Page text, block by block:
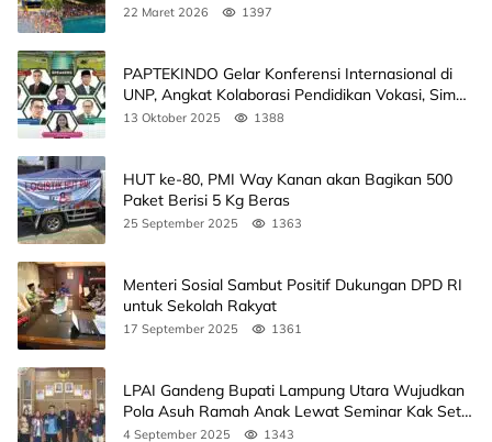
22 Maret 2026 1397
PAPTEKINDO Gelar Konferensi Internasional di
UNP, Angkat Kolaborasi Pendidikan Vokasi, Simak
Agendanya
13 Oktober 2025 1388
HUT ke-80, PMI Way Kanan akan Bagikan 500
Paket Berisi 5 Kg Beras
25 September 2025 1363
Menteri Sosial Sambut Positif Dukungan DPD RI
untuk Sekolah Rakyat
17 September 2025 1361
LPAI Gandeng Bupati Lampung Utara Wujudkan
Pola Asuh Ramah Anak Lewat Seminar Kak Seto,
Ini Jadwalnya
4 September 2025 1343